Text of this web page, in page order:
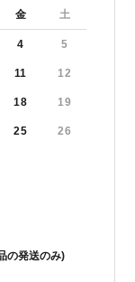
金 土
4 5
11 12
18 19
25 26
の発送のみ)